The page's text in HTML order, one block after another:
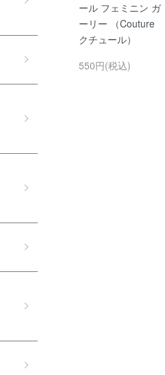
ール フェミニン ガ
ーリー （Couture
クチュール）
550円(税込)